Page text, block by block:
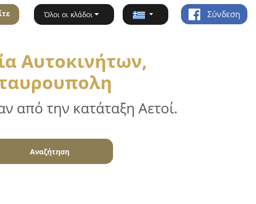
Όλοι οι κλάδοι Σύνδεση
Αυτοκινήτων,
από την κατάταξη Αετοί.
Αναζήτηση